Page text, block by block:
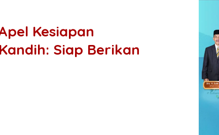
Kesiapan
Siap Berikan